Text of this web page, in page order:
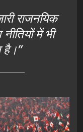
राजनयिक
में भी
है।”